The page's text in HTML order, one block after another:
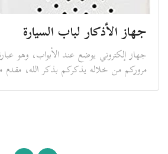
جهاز الأذكار لباب السيارة
جهاز إلكتروني يوضع عند الأبواب، وهو
مروركم من خلاله يذكركم بذكر الله،